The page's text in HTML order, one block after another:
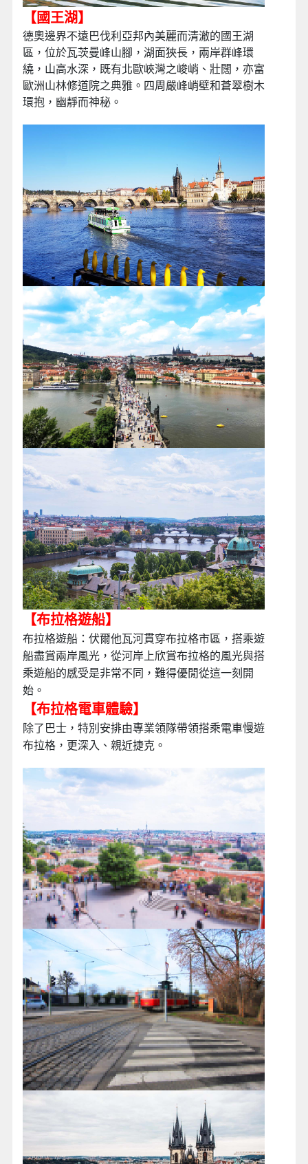
【國王湖】
德奧邊界不遠巴伐利亞邦內美麗而清澈的國王湖
區，位於瓦茨曼峰山腳，湖面狹長，兩岸群峰環
歐洲山林修道院之典雅。四周嚴峰峭壁和蒼翠樹木
【布拉格遊船】
布拉格遊船：伏爾他瓦河貫穿布拉格市區，搭乘遊
船盡賞兩岸風光，從河岸上欣賞布拉格的風光與搭
乘遊船的感受是非常不同，難得優閒從這一刻開
始。
【布拉格電車體驗】
除了巴士，特別安排由專業領隊帶領搭乘電車慢遊
布拉格，更深入、親近捷克。